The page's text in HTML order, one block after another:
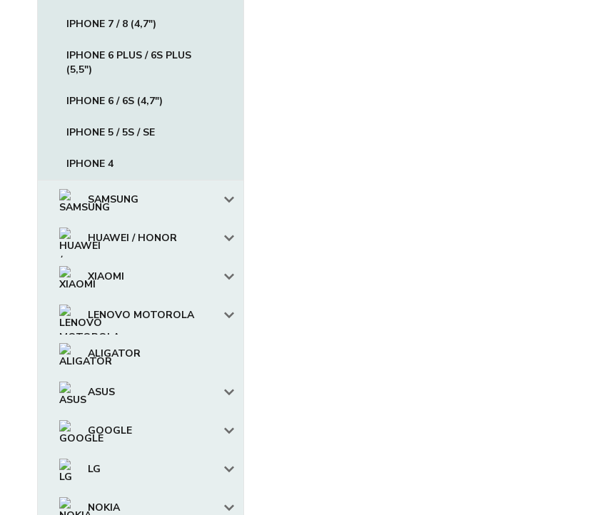
IPHONE 7 / 8 (4,7")
IPHONE 6 PLUS / 6S PLUS
(5,5")
IPHONE 6 / 6S (4,7")
IPHONE 5 / 5S / SE
IPHONE 4
SAMSUNG
HUAWEI / HONOR
XIAOMI
LENOVO MOTOROLA
ALIGATOR
ASUS
GOOGLE
LG
NOKIA